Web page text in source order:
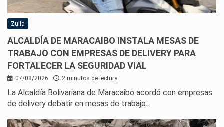
Zulia
ALCALDÍA DE MARACAIBO INSTALA MESAS DE
TRABAJO CON EMPRESAS DE DELIVERY PARA
FORTALECER LA SEGURIDAD VIAL
07/08/2026 2 minutos de lectura
La Alcaldía Bolivariana de Maracaibo acordó con empresas
de delivery debatir en mesas de trabajo…